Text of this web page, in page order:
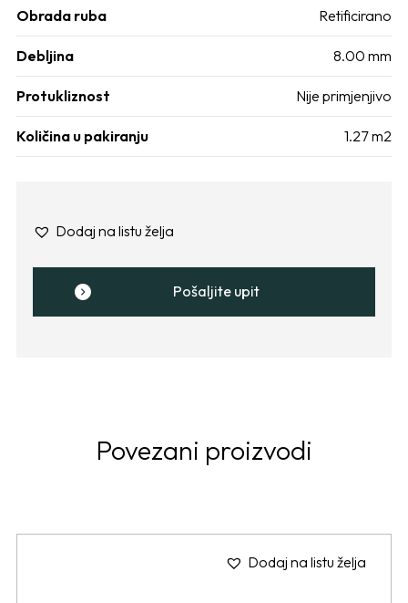
Obrada ruba Retificirano
Debljina 8.00 mm
Protukliznost Nije primjenjivo
Količina u pakiranju 1.27 m2
Dodaj na listu želja
Pošaljite upit
Povezani proizvodi
Dodaj na listu želja